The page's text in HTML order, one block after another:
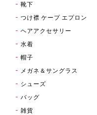
靴下
つけ襟 ケープ エプロン
ヘアアクセサリー
水着
帽子
メガネ＆サングラス
シューズ
バッグ
雑貨